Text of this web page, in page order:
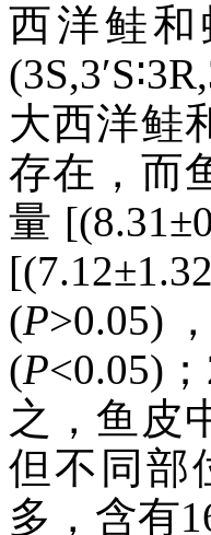
西洋鲑
大西洋鲑
存在，而
量
(P>0.05)
(P<0.05)
之，鱼皮
但不同部
多，含有